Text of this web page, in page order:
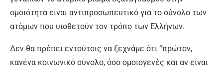
ομοιότητα είναι αντιπροσωπευτικό για το σύνολο των
ατόμων που υιοθετούν τον τρόπο των Ελλήνων.
Δεν θα πρέπει εντούτοις να ξεχνάμε ότι “πρώτον,
κανένα κοινωνικό σύνολο, όσο ομοιογενές και αν είναι